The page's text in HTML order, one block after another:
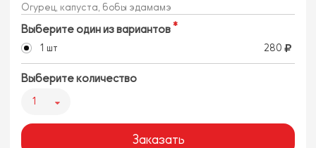
Огурец, капуста, бобы эдамамэ
Выберите один из вариантов
1 шт 280
Выберите количество
1
Заказать